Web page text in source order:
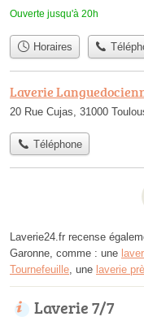
Ouverte jusqu'à 20h
Horaires
Laverie
20 Rue Cujas, 31000
Téléphone
Laverie24.fr recense
Garonne, comme : une
Tournefeuille , une laverie
Laverie 7/7